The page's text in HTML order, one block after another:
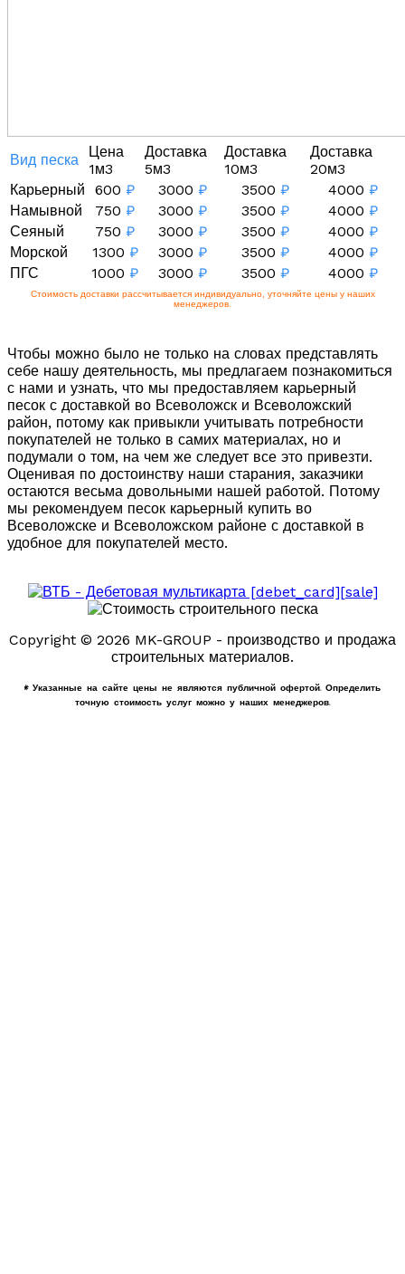
Вид песка
Цена
1м3
Доставка
5м3
Доставка
10м3
Доставка
20м3
Карьерный
600 ₽ 3000 ₽ 3500 ₽ 4000 ₽
Намывной
750 ₽ 3000 ₽ 3500 ₽ 4000 ₽
Сеяный
750 ₽ 3000 ₽ 3500 ₽ 4000 ₽
Морской
1300 ₽ 3000 ₽ 3500 ₽ 4000 ₽
ПГС
1000 ₽ 3000 ₽ 3500 ₽ 4000 ₽
Стоимость доставки рассчитывается индивидуально, уточняйте цены у наших
менеджеров.
Чтобы можно было не только на словах представлять
себе нашу деятельность, мы предлагаем познакомиться
с нами и узнать, что мы предоставляем карьерный
песок с доставкой во Всеволожск и Всеволожский
район, потому как привыкли учитывать потребности
покупателей не только в самих материалах, но и
подумали о том, на чем же следует все это привезти.
Оценивая по достоинству наши старания, заказчики
остаются весьма довольными нашей работой. Потому
мы рекомендуем песок карьерный купить во
Всеволожске и Всеволожском районе с доставкой в
удобное для покупателей место.
Copyright © 2026 MK-GROUP - производство и продажа
строительных материалов.
* Указанные на сайте цены не являются публичной офертой. Определить
точную стоимость услуг можно у наших менеджеров.